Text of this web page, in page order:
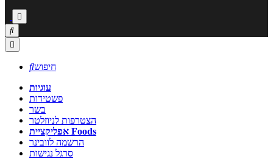



חיפוש
עוגיות
פשטידות
בשר
הצטרפות לניוזלטר
אפליקציית Foods
הרשמה לוובינר
סרגל נגישות